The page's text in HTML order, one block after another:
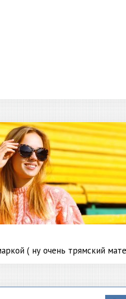
( ну очень трямский